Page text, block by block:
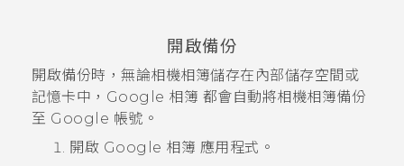
開啟備份
開啟備份時，無論相機相簿儲存在內部儲存空間或
記憶卡中， Google 相簿 都會自動將相機相簿備份
至 Google 帳號。
開啟 Google 相簿 應用程式。